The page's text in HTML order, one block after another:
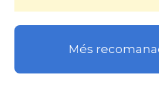
Més